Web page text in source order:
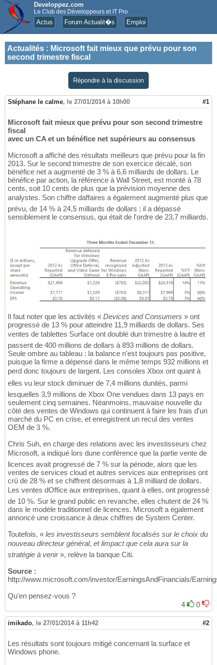
Developpez.com
Le Club des Développeurs et IT Pro
Actus Forum Actualit�s Emploi
Actualités : Microsoft fait mieux que prévu pour son
second trimestre fiscal
Répondre à la discussion
Stéphane le calme, le 27/01/2014 à 10h00 #1
Microsoft fait mieux que prévu pour son second trimestre
fiscal
avec un CA et un bénéfice net supérieurs au consensus
Microsoft a affiché des résultats meilleurs que prévu pour la fin
2013. Sur le second trimestre de son exercice décalé, son
bénéfice net a augmenté de 3 % à 6,6 milliards de dollars. Le
bénéfice par action, la référence à Wall Street, est monté à 78
cents, soit 10 cents de plus que la prévision moyenne des
analystes. Son chiffre daffaires a également augmenté plus que
prévu, de 14 % à 24,5 milliards de dollars ; il a dépassé
sensiblement le consensus, qui était de l'ordre de 23,7 milliards.
Il faut noter que les activités « Devices and Consumers » ont
progressé de 13 % pour atteindre 11,9 milliards de dollars. Ses
ventes de tablettes Surface ont doublé dun trimestre à lautre et
passent de 400 millions de dollars à 893 millions de dollars.
Seule ombre au tableau : la balance n'est toujours pas positive,
puisque la firme a dépensé dans le même temps 932 millions et
perd donc toujours de largent. Les consoles Xbox ont quant à
elles vu leur stock diminuer de 7,4 millions dunités, parmi
lesquelles 3,9 millions de Xbox One vendues dans 13 pays en
seulement cinq semaines. Néanmoins, mauvaise nouvelle du
côté des ventes de Windows qui continuent à faire les frais d'un
marché du PC en crise, et enregistrent un recul des ventes
OEM de 3 %.
Chris Suh, en charge des relations avec les investisseurs chez
Microsoft, a indiqué lors dune conférence que la partie vente de
licences avait progressé de 7 % sur la période, alors que les
ventes de services cloud et autres services aux entreprises ont
crû de 28 % et se chiffrent désormais à 1,8 milliard de dollars.
Les ventes dOffice aux entreprises, quant à elles, ont progressé
de 10 %. Sur le grand public en revanche, elles chutent de 24 %
dans le modèle traditionnel de licences. Microsoft a également
annoncé une croissance à deux chiffres de System Center.
Toutefois, « les investisseurs semblent focalisés sur le choix du
nouveau directeur général, et limpact que cela aura sur la
stratégie à venir», relève la banque Citi.
Source :
http://www.microsoft.com/investor/EarningsAndFinancials/
Qu'en pensez-vous ?
4
0
imikado, le 27/01/2014 à 11h42 #2
Les résultats sont toujours mitigé concernant la surface et
Windows phone.